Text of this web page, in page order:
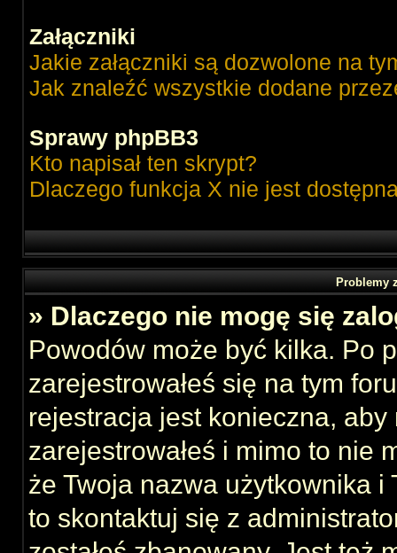
Załączniki
Jakie załączniki są dozwolone na
Jak znaleźć wszystkie dodane
Sprawy phpBB3
Kto napisał ten skrypt?
Dlaczego funkcja X nie jest
Problemy
» Dlaczego nie mogę się
Powodów może być kilka. Po
zarejestrowałeś się na tym
rejestracja jest konieczna,
zarejestrowałeś i mimo to nie
że Twoja nazwa użytkownika i
to skontaktuj się z